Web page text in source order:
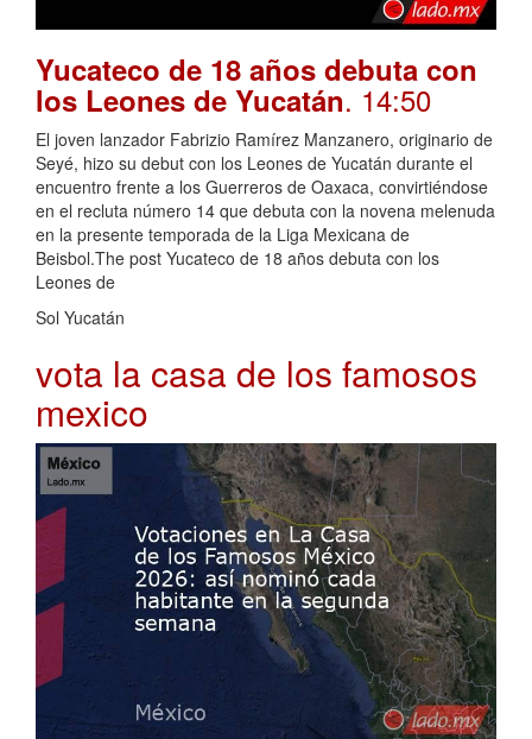
Yucateco de 18 años debuta con
los Leones de Yucatán. 14:50
El joven lanzador Fabrizio Ramírez Manzanero, originario de
Seyé, hizo su debut con los Leones de Yucatán durante el
encuentro frente a los Guerreros de Oaxaca, convirtiéndose
en el recluta número 14 que debuta con la novena melenuda
en la presente temporada de la Liga Mexicana de
Beisbol.The post Yucateco de 18 años debuta con los
Leones de
Sol Yucatán
vota la casa de los famosos
mexico